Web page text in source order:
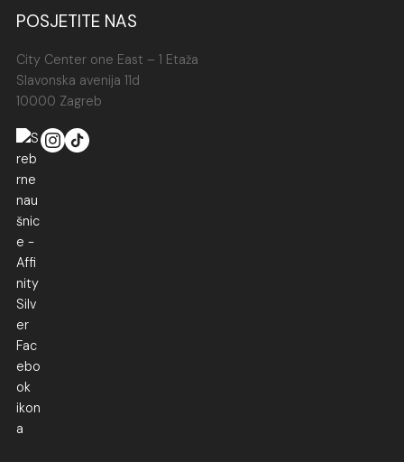
POSJETITE NAS
City Center one East – 1 Etaža
Slavonska avenija 11d
10000 Zagreb